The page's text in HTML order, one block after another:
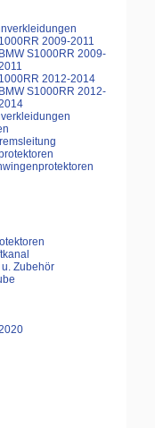
2009-2011
BMW S1000RR 2009-
2012-2014
BMW S1000RR 2012-
Zubehör